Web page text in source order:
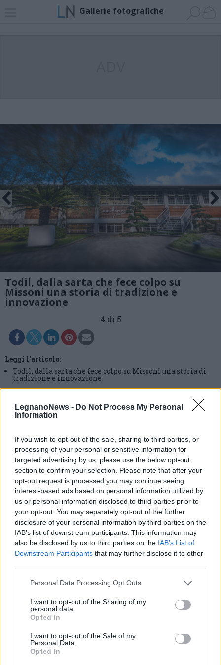
LegnanoNews - Do Not Process My Personal
Information
If you wish to opt-out of the sale, sharing to third parties, or
processing of your personal or sensitive information for
targeted advertising by us, please use the below opt-out
section to confirm your selection. Please note that after your
opt-out request is processed you may continue seeing
interest-based ads based on personal information utilized by
us or personal information disclosed to third parties prior to
your opt-out. You may separately opt-out of the further
disclosure of your personal information by third parties on the
IAB’s list of downstream participants. This information may
also be disclosed by us to third parties on the IAB’s List of
Downstream Participants that may further disclose it to other
Personal Data Processing Opt Outs
I want to opt-out of the Sharing of my
personal data.
Opted In
I want to opt-out of the Sale of my
Personal Data.
Opted In
Gallerie fotografiche
Todil, dalla sarta che fece colpo su
Missoni una storia di tradizione e
innovazione
4 di 5
Leggi l'articolo:
Todil, dalla sarta che fece colpo su Missoni una storia di
tradizione e innovazione
Commenti
articolo.
commento esprime il pensiero dell'autore e non rappresenta la linea editoriale
di VareseNews.it, che rimane autonoma e indipendente. I messaggi inclusi nei
commenti non sono testi giornalistici, ma post inviati dai singoli lettori che
possono essere automaticamente pubblicati senza filtro preventivo. I commenti